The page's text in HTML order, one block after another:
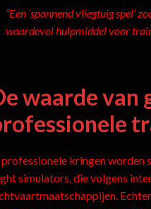
“Een ‘spannend vliegtuig spel’
waardevol hulpmiddel voor
waarde
professionele kringen worden
simulators, die volgens